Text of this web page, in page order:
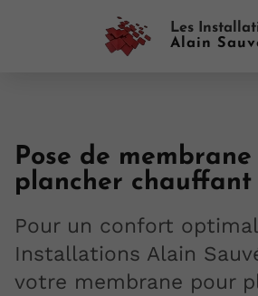
Les
Alain
Pose de
plancher chauffant
Pour un confort
Installations Alain
votre membrane pour